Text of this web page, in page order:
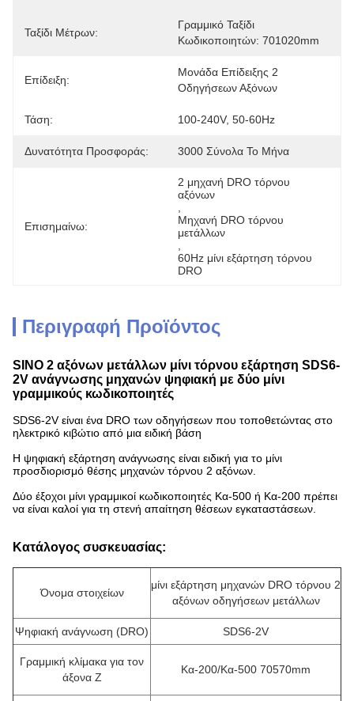
Ταξίδι Μέτρων:
Γραμμικό Ταξίδι
Κωδικοποιητών: 701020mm
Επίδειξη:
Μονάδα Επίδειξης 2
Οδηγήσεων Αξόνων
Τάση: 100-240V, 50-60Hz
Δυνατότητα Προσφοράς: 3000 Σύνολα Το Μήνα
Επισημαίνω:
2 μηχανή DRO τόρνου
αξόνων
Μηχανή DRO τόρνου
μετάλλων
60Hz μίνι εξάρτηση τόρνου
DRO
Περιγραφή Προϊόντος
SINO 2 αξόνων μετάλλων μίνι τόρνου εξάρτηση SDS6-
2V ανάγνωσης μηχανών ψηφιακή με δύο μίνι
γραμμικούς κωδικοποιητές
SDS6-2V είναι ένα DRO των οδηγήσεων που τοποθετώντας στο
ηλεκτρικό κιβώτιο από μια ειδική βάση
Η ψηφιακή εξάρτηση ανάγνωσης είναι ειδική για το μίνι
προσδιορισμό θέσης μηχανών τόρνου 2 αξόνων.
Δύο έξοχοι μίνι γραμμικοί κωδικοποιητές Κα-500 ή Κα-200 πρέπει
να είναι καλοί για τη στενή απαίτηση θέσεων εγκαταστάσεων.
Κατάλογος συσκευασίας:
Όνομα στοιχείων
μίνι εξάρτηση μηχανών DRO τόρνου 2
αξόνων οδηγήσεων μετάλλων
Ψηφιακή ανάγνωση (DRO) SDS6-2V
Γραμμική κλίμακα για τον
άξονα Ζ
Κα-200/Κα-500 70570mm